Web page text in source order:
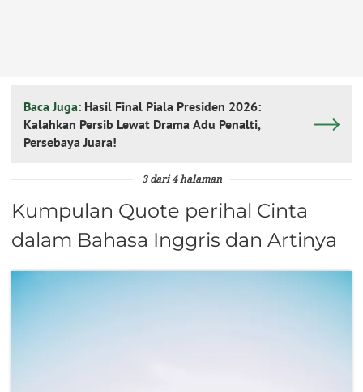
Baca Juga: Hasil Final Piala Presiden 2026:
Kalahkan Persib Lewat Drama Adu Penalti,
Persebaya Juara!
3 dari 4 halaman
Kumpulan Quote perihal Cinta
dalam Bahasa Inggris dan Artinya